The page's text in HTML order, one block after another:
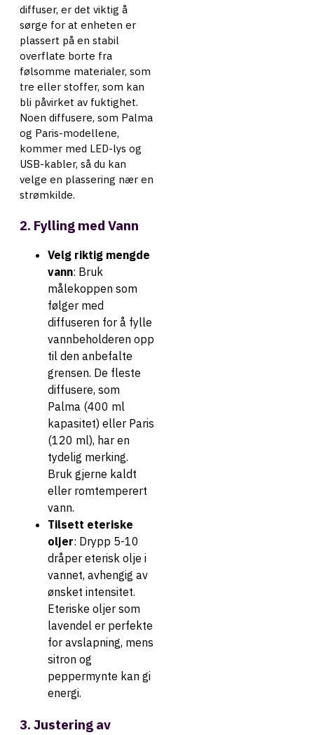
diffuser, er det viktig å
sørge for at enheten er
plassert på en stabil
overflate borte fra
følsomme materialer, som
tre eller stoffer, som kan
bli påvirket av fuktighet.
Noen diffusere, som Palma
og Paris-modellene,
kommer med LED-lys og
USB-kabler, så du kan
velge en plassering nær en
strømkilde.
2. Fylling med Vann
Velg riktig mengde
vann: Bruk
målekoppen som
følger med
diffuseren for å fylle
vannbeholderen opp
til den anbefalte
grensen. De fleste
diffusere, som
Palma (400 ml
kapasitet) eller Paris
(120 ml), har en
tydelig merking.
Bruk gjerne kaldt
eller romtemperert
vann.
Tilsett eteriske
oljer: Drypp 5-10
dråper eterisk olje i
vannet, avhengig av
ønsket intensitet.
Eteriske oljer som
lavendel er perfekte
for avslapning, mens
sitron og
peppermynte kan gi
energi.
3. Justering av